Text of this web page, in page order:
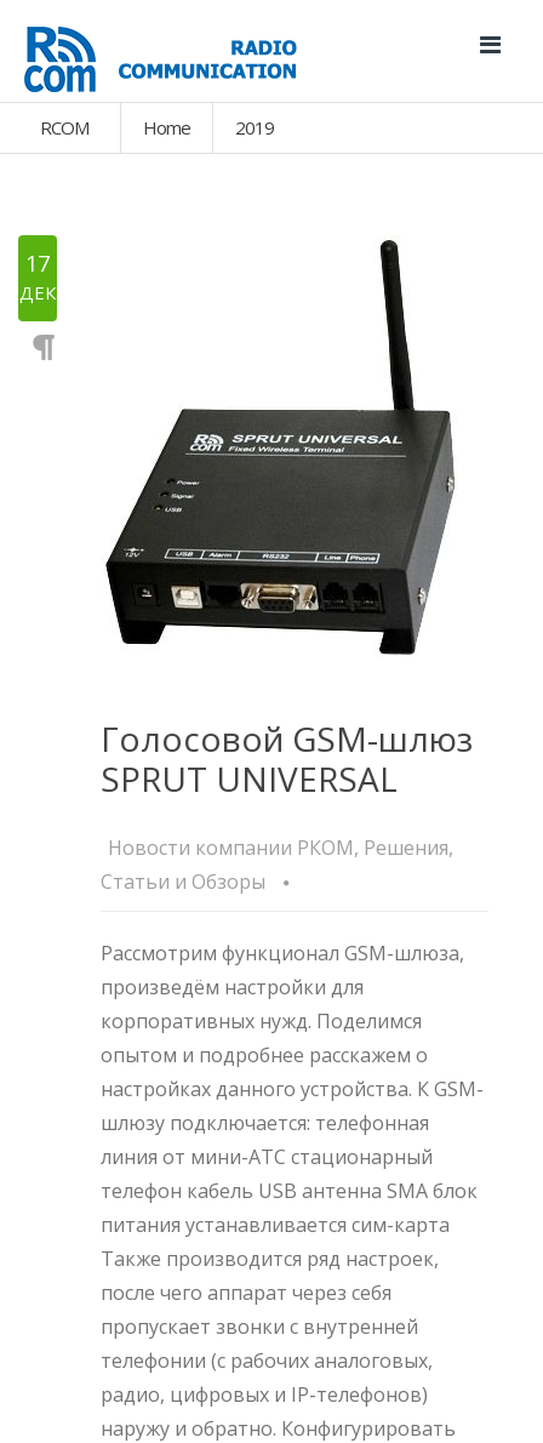
RCOM Home 2019
17
ДЕК
Голосовой GSM-шлюз
SPRUT UNIVERSAL
Новости компании РКОМ, Решения,
Статьи и Обзоры
Рассмотрим функционал GSM-шлюза,
произведём настройки для
корпоративных нужд. Поделимся
опытом и подробнее расскажем о
настройках данного устройства. К GSM-
шлюзу подключается: телефонная
линия от мини-АТС стационарный
телефон кабель USB антенна SMA блок
питания устанавливается сим-карта
Также производится ряд настроек,
после чего аппарат через себя
пропускает звонки с внутренней
телефонии (с рабочих аналоговых,
радио, цифровых и IP-телефонов)
наружу и обратно. Конфигурировать